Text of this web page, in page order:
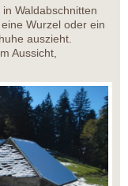
Waldabschnitten
Wurzel oder ein
auszieht.
Aussicht,